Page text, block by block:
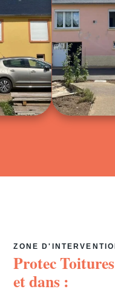
ZONE
Protec
et dans :